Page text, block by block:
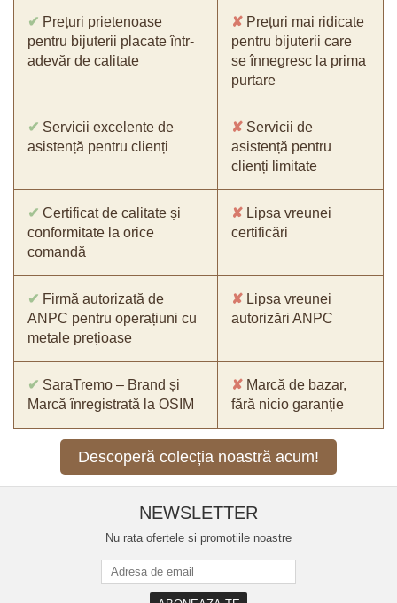
✔ Prețuri prietenoase
pentru bijuterii placate într-
adevăr de calitate
✘ Prețuri mai ridicate
pentru bijuterii care
se înnegresc la prima
purtare
✔ Servicii excelente de
asistență pentru clienți
✘ Servicii de
asistență pentru
clienți limitate
✔ Certificat de calitate și
conformitate la orice
comandă
✘ Lipsa vreunei
certificări
✔ Firmă autorizată de
ANPC pentru operațiuni cu
metale prețioase
✘ Lipsa vreunei
autorizări ANPC
✔ SaraTremo – Brand și
Marcă înregistrată la OSIM
✘ Marcă de bazar,
fără nicio garanție
Descoperă colecția noastră acum!
NEWSLETTER
Nu rata ofertele si promotiile noastre